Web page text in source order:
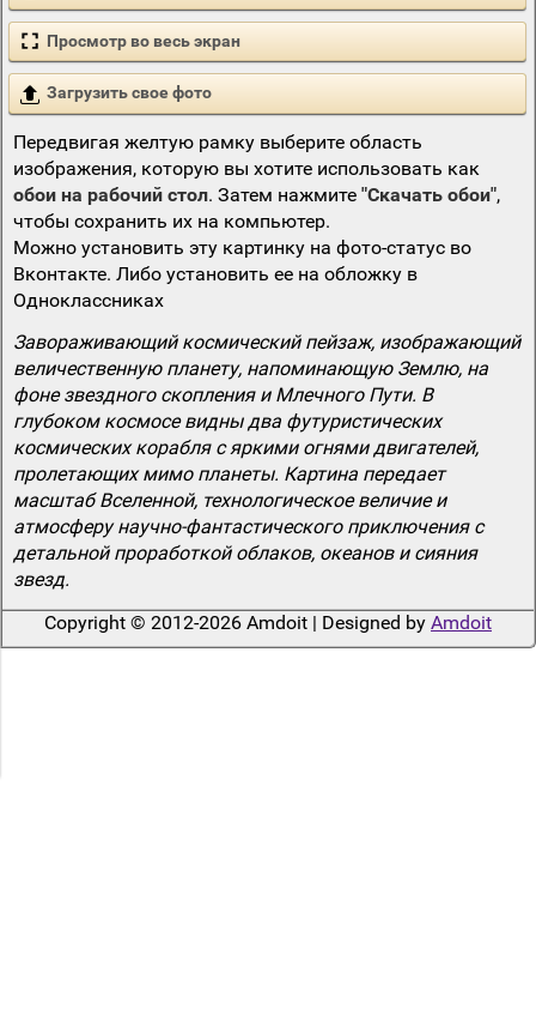
Просмотр во весь экран
Загрузить свое фото
Передвигая желтую рамку выберите область
изображения, которую вы хотите использовать как
обои на рабочий стол. Затем нажмите "Скачать обои",
чтобы сохранить их на компьютер.
Можно установить эту картинку на фото-статус во
Вконтакте. Либо установить ее на обложку в
Одноклассниках
Завораживающий космический пейзаж, изображающий
величественную планету, напоминающую Землю, на
фоне звездного скопления и Млечного Пути. В
глубоком космосе видны два футуристических
космических корабля с яркими огнями двигателей,
пролетающих мимо планеты. Картина передает
масштаб Вселенной, технологическое величие и
атмосферу научно-фантастического приключения с
детальной проработкой облаков, океанов и сияния
звезд.
Copyright © 2012-2026 Amdoit | Designed by Amdoit